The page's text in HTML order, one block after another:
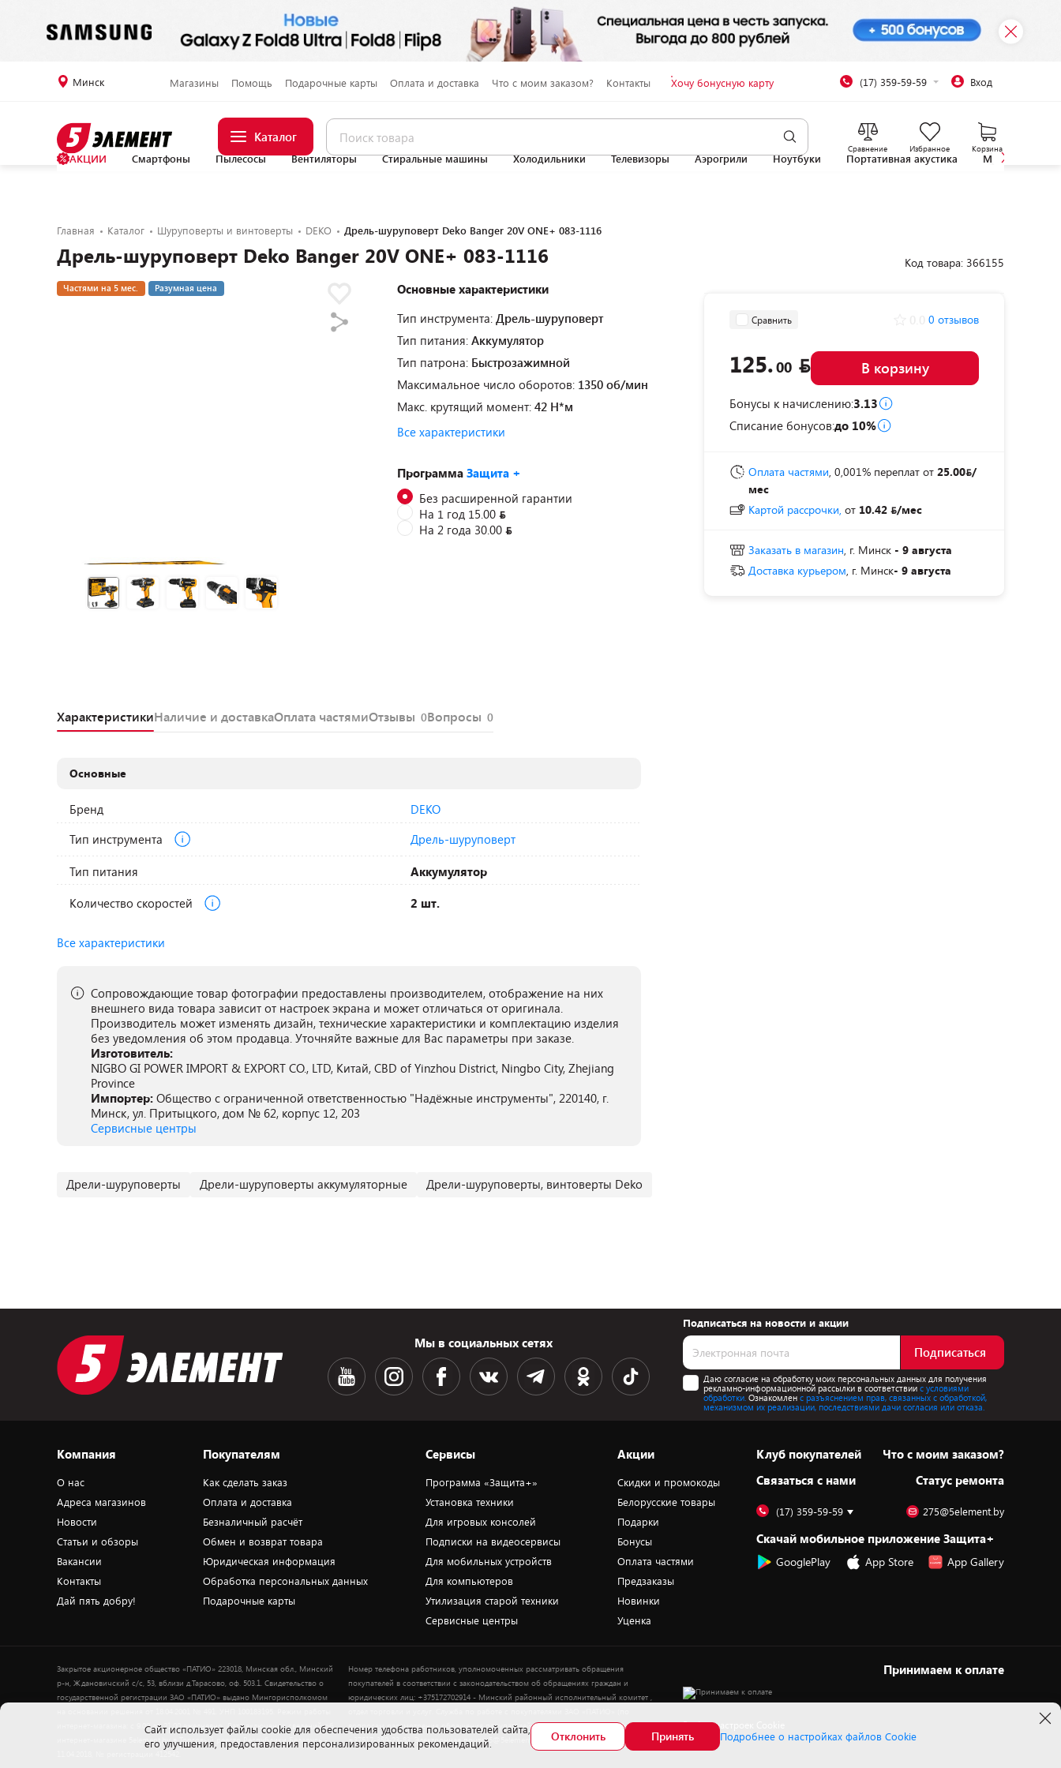
Минск Магазины Помощь Подарочные карты Оплата и доставка Что с моим заказом? Контакты Хочу бонусную карту (17) 359-59-59 Вход
Каталог
Сравнение Избранное Корзина
АКЦИИ Смартфоны Пылесосы Вентиляторы Стиральные машины Холодильники Телевизоры Аэрогрили Ноутбуки Портативная акустика
Главная Каталог Шуруповерты и винтоверты DEKO Дрель-шуруповерт Deko Banger 20V ONE+ 083-1116
Дрель-шуруповерт Deko Banger 20V ONE+ 083-1116
Частями на 5 мес. Разумная цена
Основные характеристики
Тип инструмента: Дрель-шуруповерт
Тип питания: Аккумулятор
Тип патрона: Быстрозажимной
Максимальное число оборотов: 1350 об/мин
Макс. крутящий момент: 42 Н*м
Все характеристики
Программа Защита +
Без расширенной гарантии
На 1 год 15.00
На 2 года 30.00
Код товара: 366155
Сравнить 0 отзывов
125.00 В корзину
Бонусы к начислению:3.13
Списание бонусов:до 10%
Оплата частями, 0,001% переплат от 25.00 /
мес
Картой рассрочки, от 10.42 /мес
Заказать в магазин, г. Минск - 9 августа
Доставка курьером, г. Минск- 9 августа
ХарактеристикиНаличие и доставкаОплата частямиОтзывы 0Вопросы 0
Основные
Бренд
DEKO
Тип инструмента
Дрель-шуруповерт
Тип питания
Аккумулятор
Количество скоростей
2 шт.
Все характеристики
Сопровождающие товар фотографии предоставлены производителем, отображение на них
внешнего вида товара зависит от настроек экрана и может отличаться от оригинала.
Производитель может изменять дизайн, технические характеристики и комплектацию изделия
без уведомления об этом продавца. Уточняйте важные для Вас параметры при заказе.
Изготовитель:
NIGBO GI POWER IMPORT & EXPORT CO., LTD, Китай, CBD of Yinzhou District, Ningbo City, Zhejiang
Province
Импортер: Общество с ограниченной ответственностью "Надёжные инструменты", 220140, г.
Минск, ул. Притыцкого, дом № 62, корпус 12, 203
Сервисные центры
Дрели-шуруповерты Дрели-шуруповерты аккумуляторные Дрели-шуруповерты, винтоверты Deko
Мы в социальных сетях
Подписаться на новости и акции
Подписаться
Даю согласие на обработку моих персональных данных для получения
рекламно-информационной рассылки в соответствиис условиями
обработки. Ознакомлен с разъяснением прав, связанных с обработкой,
механизмом их реализации, последствиями дачи согласия или отказа.
Компания
О нас
Адреса магазинов
Новости
Статьи и обзоры
Вакансии
Контакты
Дай пять добру!
Покупателям
Как сделать заказ
Оплата и доставка
Безналичный расчёт
Обмен и возврат товара
Юридическая информация
Обработка персональных данных
Подарочные карты
Сервисы
Программа «Защита+»
Установка техники
Для игровых консолей
Подписки на видеосервисы
Для мобильных устройств
Для компьютеров
Утилизация старой техники
Сервисные центры
Акции
Скидки и промокоды
Белорусские товары
Подарки
Бонусы
Оплата частями
Предзаказы
Новинки
Уценка
Клуб покупателей
Cвязаться с нами
Что с моим заказом?
Статус ремонта
(17) 359-59-59 275@5element.by
Скачай мобильное приложение Защита+
GooglePlay App Store App Gallery
Закрытое акционерное общество «ПАТИО» 223018, Минская обл., Минский
р-н, Ждановичский с/с, 53, вблизи д.Тарасово, оф. 503.1. Свидетельство о
государственной регистрации ЗАО «ПАТИО» выдано Мингорисполкомом
интернет-магазина: с 9.00 до 21.00 ежедневно. Дата включения сведений об
интернет-магазине 5element.by в Торговый реестр Республики Беларусь -
Номер телефона работников, уполномоченных рассматривать обращения
покупателей в соответствии с законодательством об обращениях граждан и
юридических лиц: +375172702914 - Минский районный исполнительный комитет ,
вопросам рассмотрения обращения покупателей о нарушении их прав): Тел.:
+37517-359-23-83. Электронная почта: 5@5element.by
Принимаем к оплате
Выбор настроек Cookie
Cайт использует файлы cookie для обеспечения удобства пользователей сайта,
его улучшения, предоставления персонализированных рекомендаций.
Отклонить Принять Подробнее о настройках файлов Cookie